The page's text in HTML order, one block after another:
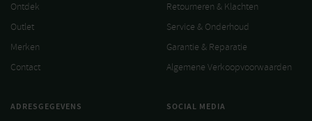
Ontdek
Outlet
Merken
Contact
Retourneren & Klachten
Service & Onderhoud
Garantie & Reparatie
Algemene Verkoopvoorwaarden
ADRESGEGEVENS SOCIAL MEDIA